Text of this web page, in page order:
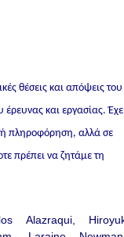
θέσεις και απόψεις του
και εργασίας.
πληροφόρηση, αλλά σε
πρέπει να ζητάμε τη
Alazraqui